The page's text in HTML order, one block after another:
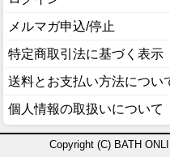
メルマガ申込/停止
特定商取引法に基づく表示
送料とお支払い方法につい
個人情報の取扱いについて
Copyright (C) BATH